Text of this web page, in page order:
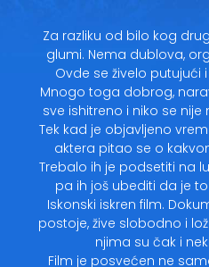
Za razliku od bilo kog
glumi. Nema dublova,
Ovde se živelo
Mnogo toga dobrog,
sve ishitreno i niko se
Tek kad je objavljeno
aktera pitao se o
Trebalo ih je podsetiti na
pa ih još ubediti da je
Iskonski iskren film.
postoje, žive slobodno i
njima su čak i
Film je posvećen ne